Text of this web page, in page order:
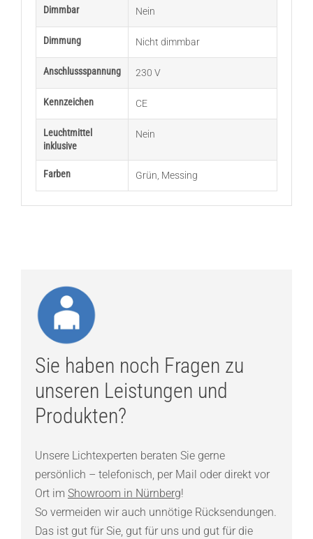
Dimmbar Nein
Dimmung Nicht dimmbar
Anschlussspannung 230 V
Kennzeichen CE
Leuchtmittel
inklusive
Nein
Farben Grün Messing
Sie haben noch Fragen zu
unseren Leistungen und
Produkten?
Unsere Lichtexperten beraten Sie gerne
persönlich – telefonisch, per Mail oder direkt vor
Ort im Showroom in Nürnberg!
So vermeiden wir auch unnötige Rücksendungen.
Das ist gut für Sie, gut für uns und gut für die